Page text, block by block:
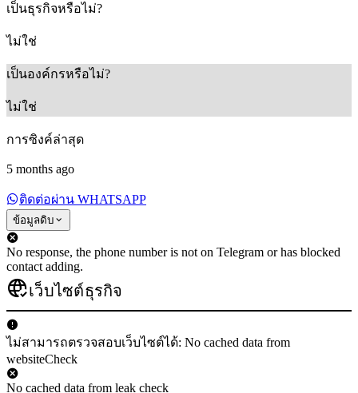
เป็นธุรกิจหรือไม่?
ไม่ใช่
เป็นองค์กรหรือไม่?
ไม่ใช่
การซิงค์ล่าสุด
5 months ago
ติดต่อผ่าน WHATSAPP
ข้อมูลดิบ
No response, the phone number is not on Telegram or has blocked
contact adding.
เว็บไซต์ธุรกิจ
ไม่สามารถตรวจสอบเว็บไซต์ได้: No cached data from
websiteCheck
No cached data from leak check